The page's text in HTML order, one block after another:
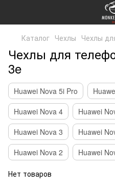
Каталог Чехлы Чехлы
Чехлы для
3e
Huawei Nova 5i Pro
Huawei Nova 4
Huawei
Huawei Nova 3
Huawei
Huawei Nova 2
Huawei
Нет товаров